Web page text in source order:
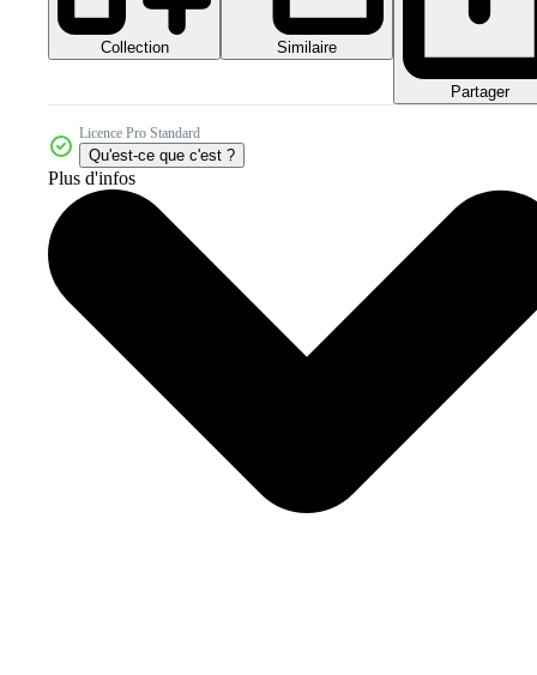
Collection Similaire
Partager
Licence Pro Standard
Qu'est-ce que c'est ?
Plus d'infos